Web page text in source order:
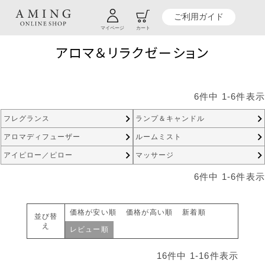
マイページ カート
ご利用ガイド
TOP 贈り物商品一覧 カテゴリーから探す アロマ＆リラクゼーション
アロマ＆リラクゼーション
6件中 1-6件表示
フレグランス ランプ＆キャンドル
アロマディフューザー ルームミスト
アイピロー／ピロー マッサージ
6件中 1-6件表示
並び替
え
価格が安い順 価格が高い順 新着順
レビュー順
16件中 1-16件表示